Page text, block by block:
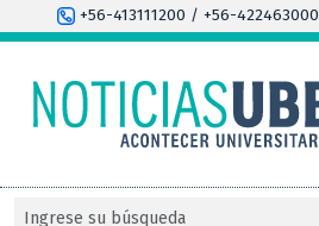
+56-413111200 / +56-422463000